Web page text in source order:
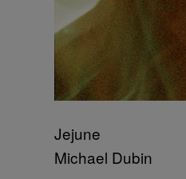
Jejune
Michael Dubin